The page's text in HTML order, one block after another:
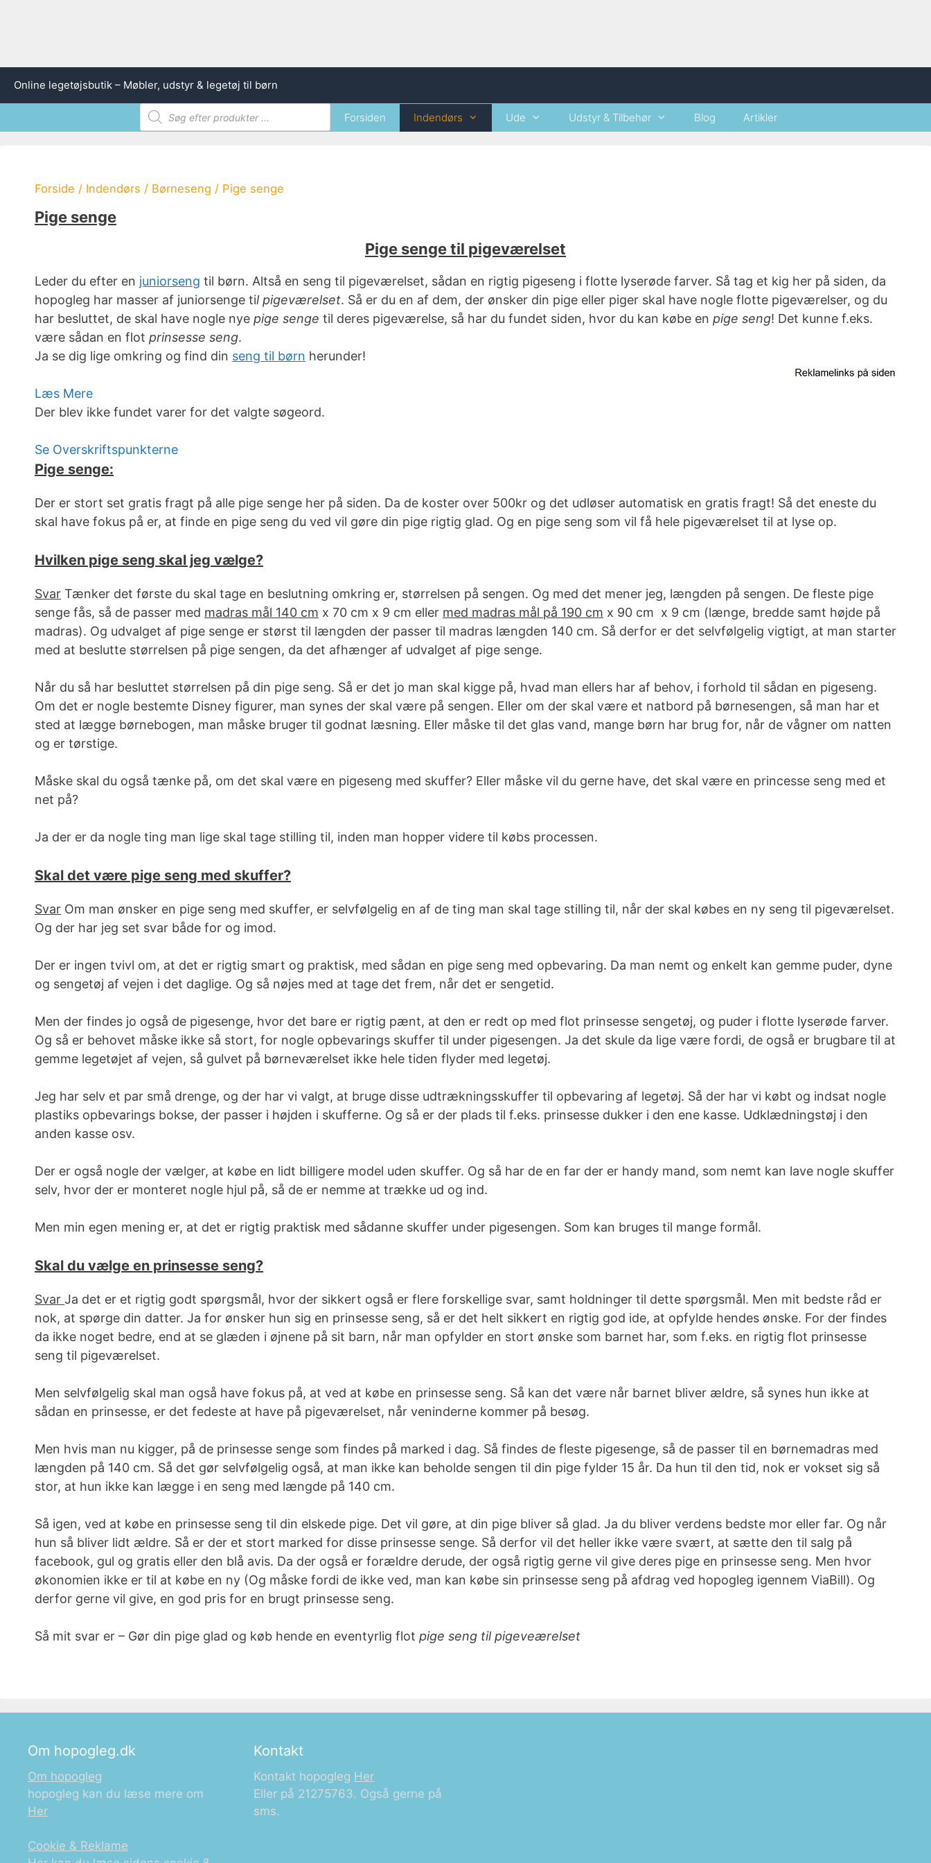
Online legetøjsbutik – Møbler, udstyr & legetøj til børn
Products
search
Forsiden Indendørs Ude Udstyr & Tilbehør Blog Artikler
Forside / Indendørs / Børneseng / Pige senge
Pige senge
Pige senge til pigeværelset
Leder du efter en juniorseng til børn. Altså en seng til pigeværelset, sådan en rigtig pigeseng i flotte lyserøde farver. Så tag et kig her på siden, da
hopogleg har masser af juniorsenge til pigeværelset. Så er du en af dem, der ønsker din pige eller piger skal have nogle flotte pigeværelser, og du
har besluttet, de skal have nogle nye pige senge til deres pigeværelse, så har du fundet siden, hvor du kan købe en pige seng! Det kunne f.eks.
være sådan en flot prinsesse seng.
Ja se dig lige omkring og find din seng til børn herunder!
Læs Mere
Der blev ikke fundet varer for det valgte søgeord.
Se Overskriftspunkterne
Pige senge:
Der er stort set gratis fragt på alle pige senge her på siden. Da de koster over 500kr og det udløser automatisk en gratis fragt! Så det eneste du
skal have fokus på er, at finde en pige seng du ved vil gøre din pige rigtig glad. Og en pige seng som vil få hele pigeværelset til at lyse op.
Hvilken pige seng skal jeg vælge?
Svar Tænker det første du skal tage en beslutning omkring er, størrelsen på sengen. Og med det mener jeg, længden på sengen. De fleste pige
senge fås, så de passer med madras mål 140 cm x 70 cm x 9 cm eller med madras mål på 190 cm x 90 cm x 9 cm (længe, bredde samt højde på
madras). Og udvalget af pige senge er størst til længden der passer til madras længden 140 cm. Så derfor er det selvfølgelig vigtigt, at man starter
med at beslutte størrelsen på pige sengen, da det afhænger af udvalget af pige senge.
Når du så har besluttet størrelsen på din pige seng. Så er det jo man skal kigge på, hvad man ellers har af behov, i forhold til sådan en pigeseng.
Om det er nogle bestemte Disney figurer, man synes der skal være på sengen. Eller om der skal være et natbord på børnesengen, så man har et
sted at lægge børnebogen, man måske bruger til godnat læsning. Eller måske til det glas vand, mange børn har brug for, når de vågner om natten
og er tørstige.
Måske skal du også tænke på, om det skal være en pigeseng med skuffer? Eller måske vil du gerne have, det skal være en princesse seng med et
net på?
Ja der er da nogle ting man lige skal tage stilling til, inden man hopper videre til købs processen.
Skal det være pige seng med skuffer?
Svar Om man ønsker en pige seng med skuffer, er selvfølgelig en af de ting man skal tage stilling til, når der skal købes en ny seng til pigeværelset.
Og der har jeg set svar både for og imod.
Der er ingen tvivl om, at det er rigtig smart og praktisk, med sådan en pige seng med opbevaring. Da man nemt og enkelt kan gemme puder, dyne
og sengetøj af vejen i det daglige. Og så nøjes med at tage det frem, når det er sengetid.
Men der findes jo også de pigesenge, hvor det bare er rigtig pænt, at den er redt op med flot prinsesse sengetøj, og puder i flotte lyserøde farver.
Og så er behovet måske ikke så stort, for nogle opbevarings skuffer til under pigesengen. Ja det skule da lige være fordi, de også er brugbare til at
gemme legetøjet af vejen, så gulvet på børneværelset ikke hele tiden flyder med legetøj.
Jeg har selv et par små drenge, og der har vi valgt, at bruge disse udtrækningsskuffer til opbevaring af legetøj. Så der har vi købt og indsat nogle
plastiks opbevarings bokse, der passer i højden i skufferne. Og så er der plads til f.eks. prinsesse dukker i den ene kasse. Udklædningstøj i den
anden kasse osv.
Der er også nogle der vælger, at købe en lidt billigere model uden skuffer. Og så har de en far der er handy mand, som nemt kan lave nogle skuffer
selv, hvor der er monteret nogle hjul på, så de er nemme at trække ud og ind.
Men min egen mening er, at det er rigtig praktisk med sådanne skuffer under pigesengen. Som kan bruges til mange formål.
Skal du vælge en prinsesse seng?
Svar Ja det er et rigtig godt spørgsmål, hvor der sikkert også er flere forskellige svar, samt holdninger til dette spørgsmål. Men mit bedste råd er
nok, at spørge din datter. Ja for ønsker hun sig en prinsesse seng, så er det helt sikkert en rigtig god ide, at opfylde hendes ønske. For der findes
da ikke noget bedre, end at se glæden i øjnene på sit barn, når man opfylder en stort ønske som barnet har, som f.eks. en rigtig flot prinsesse
seng til pigeværelset.
Men selvfølgelig skal man også have fokus på, at ved at købe en prinsesse seng. Så kan det være når barnet bliver ældre, så synes hun ikke at
sådan en prinsesse, er det fedeste at have på pigeværelset, når veninderne kommer på besøg.
Men hvis man nu kigger, på de prinsesse senge som findes på marked i dag. Så findes de fleste pigesenge, så de passer til en børnemadras med
længden på 140 cm. Så det gør selvfølgelig også, at man ikke kan beholde sengen til din pige fylder 15 år. Da hun til den tid, nok er vokset sig så
stor, at hun ikke kan lægge i en seng med længde på 140 cm.
Så igen, ved at købe en prinsesse seng til din elskede pige. Det vil gøre, at din pige bliver så glad. Ja du bliver verdens bedste mor eller far. Og når
hun så bliver lidt ældre. Så er der et stort marked for disse prinsesse senge. Så derfor vil det heller ikke være svært, at sætte den til salg på
facebook, gul og gratis eller den blå avis. Da der også er forældre derude, der også rigtig gerne vil give deres pige en prinsesse seng. Men hvor
økonomien ikke er til at købe en ny (Og måske fordi de ikke ved, man kan købe sin prinsesse seng på afdrag ved hopogleg igennem ViaBill). Og
derfor gerne vil give, en god pris for en brugt prinsesse seng.
Så mit svar er – Gør din pige glad og køb hende en eventyrlig flot pige seng til pigeveærelset
Om hopogleg.dk
Om hopogleg
hopogleg kan du læse mere om
Her
Cookie & Reklame
Kontakt
Kontakt hopogleg Her
Eller på 21275763. Også gerne på
sms.